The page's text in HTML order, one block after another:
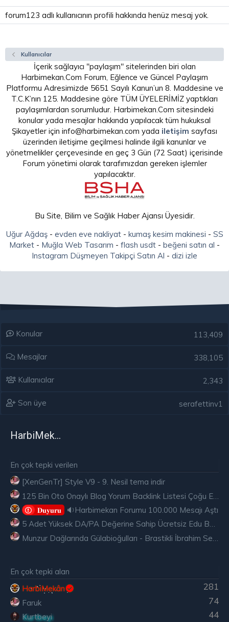
forum123 adlı kullanıcının profili hakkında henüz mesaj yok.
Kullanıcılar
İçerik sağlayıcı "paylaşım" sitelerinden biri olan
Harbimekan.Com Forum, Eğlence ve Güncel Paylaşım
Platformu Adresimizde 5651 Sayılı Kanun’un 8. Maddesine ve
T.C.K’nın 125. Maddesine göre TÜM ÜYELERİMİZ yaptıkları
paylaşımlardan sorumludur. Harbimekan.Com sitesindeki
konular yada mesajlar hakkında yapılacak tüm hukuksal
Şikayetler için info@harbimekan.com yada iletişim sayfası
üzerinden iletişime geçilmesi halinde ilgili kanunlar ve
yönetmelikler çerçevesinde en geç 3 Gün (72 Saat) içerisinde
Forum yönetimi olarak tarafımızdan gereken işlemler
yapılacaktır.
Bu Site, Bilim ve Sağlık Haber Ajansı Üyesidir.
Uğur Ağdaş- evden eve nakliyat- kumaş kesim makinesi - SS
Market - Muğla Web Tasarım - flash usdt - beğeni satın al -
Instagram Düşmeyen Takipçi Satın Al - dizi izle
Konular 113,409
Mesajlar 338,105
Kullanıcılar 2,343
Son üye serafettinv1
HarbiMekân
En çok tepki verilen
[XenGenTr] Style V9 - 9. Nesil tema indir
𝐃𝐮𝐲𝐮𝐫𝐮
🔉Harbimekan Forumu 100.000 Mesajı Aştı
5 Adet Yüksek DA/PA Değerine Sahip Ücretsiz Edu Backlink
En çok tepki alan
281
HarbiMekân
74
Faruk
44
Kurtbeyi